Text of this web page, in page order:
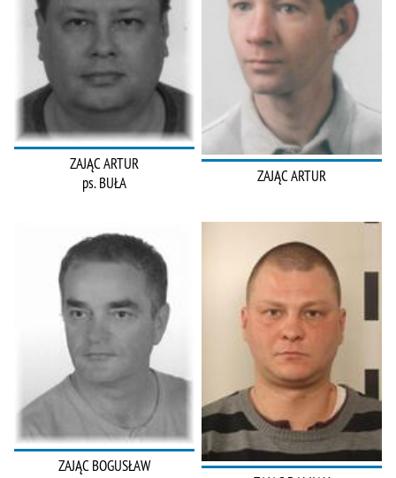
ZAJĄC ARTUR
ps. BUŁA
ZAJĄC ARTUR
ZAJĄC BOGUSŁAW